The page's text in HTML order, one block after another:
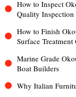
How to Inspect
Quality Inspection
How to Finish
Surface Treatment
Marine Grade
Boat Builders
Why Italian